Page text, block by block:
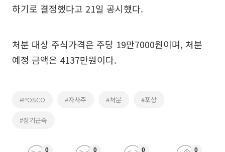
하기로 결정했다고 21일 공시했다.
처분 대상 주식가격은 주당 19만7000원이며, 처분
예정 금액은 4137만원이다.
#POSCO #자사주 #처분 #포상
#장기근속
0 0 0 0